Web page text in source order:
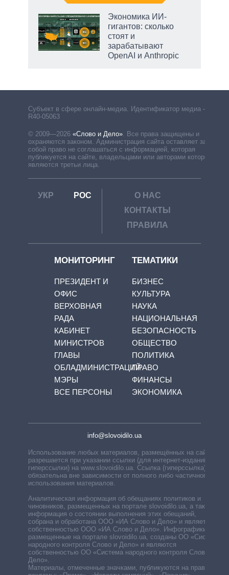
Экономика ИИ-
гигантов: сколько
стоят и
зарабатывают
OpenAI и Anthropic
Субъект в сфере онлайн-медиа. Идентификатор медиа –
R40-05063
© 2009—2026 «Слово и Дело». Все права защищены и
охраняются законом. Администрация сайта оставляет за
собой право не соглашаться с информацией, которая
публикуется на сайте, владельцами или авторами которой
являются третьи лица.
УКР РОС
О НАС
КОНТАКТЫ
ПРАВИЛА
МОНИТОРИНГ
ПРЕЗИДЕНТ И
ОФИС
ВЕРХОВНАЯ
РАДА
КАБИНЕТ
МИНИСТРОВ
ГЛАВЫ
ОБЛАДМИНИСТРАЦИЙ
МЭРЫ
ВСЕ ПЕРСОНЫ
ТЕМАТИКИ
БИЗНЕС
КУЛЬТУРА
НАУКА
НАЦИОНАЛЬНАЯ
БЕЗОПАСНОСТЬ
ОБЩЕСТВО
ПОЛИТИКА
ПРАВО
ФИНАНСЫ
ЭКОНОМИКА
info@slovoidilo.ua
Использование любых материалов, размещённых на сайте,
разрешается при указании ссылки (для интернет-изданий —
гиперссылки) на www.slovoidilo.ua. Ссылка (гиперссылка)
обязательна вне зависимости от полного либо частичного
использования материалов.
Аналитическая информация об обещаниях политиков и
чиновников, размещенных на портале slovoidilo.ua, а также
информация о состоянии выполнения этих обещаний,
собрана и обработана ООО «ИА Слово и Дело» и является
собственностью ООО «ИА Слово и Дело». Инфографики,
размещенные на портале slovoidilo.ua, созданы ОО «Система
народного контроля Слово и Дело» и являются
собственностью ОО «Система народного контроля Слово и
Дело».
Материалы, отмеченные значками, публикуются на правах